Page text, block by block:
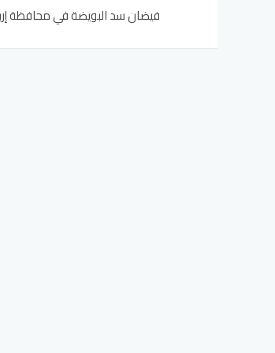
فيضان سد البويضة في محافظة